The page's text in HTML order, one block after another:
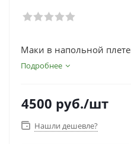
Маки в напольной
Подробнее
4500 руб./шт
Нашли дешевле?